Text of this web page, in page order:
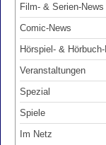
Film- & Serien-News
Comic-News
Hörspiel- &
Veranstaltungen
Spezial
Spiele
Im Netz